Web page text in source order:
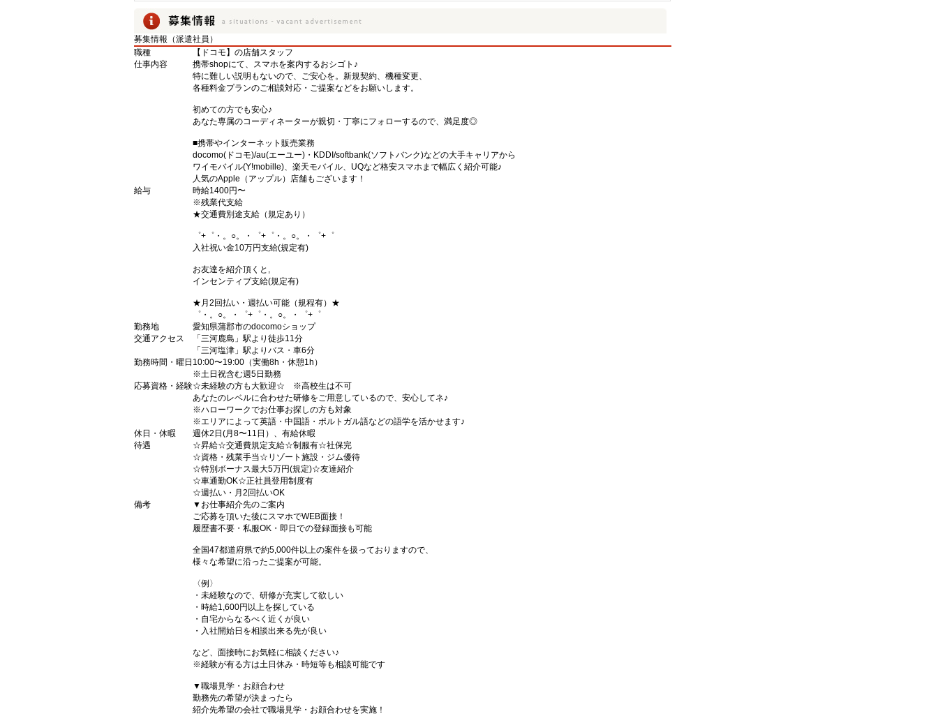
募集情報（派遣社員）
職種
【ドコモ】の店舗スタッフ
仕事内容
携帯shopにて、スマホを案内するおシゴト♪
特に難しい説明もないので、ご安心を。新規契約、機種変更、
各種料金プランのご相談対応・ご提案などをお願いします。
初めての方でも安心♪
あなた専属のコーディネーターが親切・丁寧にフォローするので、満足度◎
■携帯やインターネット販売業務
docomo(ドコモ)/au(エーユー)・KDDI/softbank(ソフトバンク)などの大手キャリアから
ワイモバイル(Y!mobille)、楽天モバイル、UQなど格安スマホまで幅広く紹介可能♪
人気のApple（アップル）店舗もございます！
給与
時給1400円〜
※残業代支給
★交通費別途支給（規定あり）
゜+゜・。○。・゜+゜・。○。・゜+゜
入社祝い金10万円支給(規定有)
お友達を紹介頂くと,
インセンティブ支給(規定有)
★月2回払い・週払い可能（規程有）★
゜・。○。・゜+゜・。○。・゜+゜
勤務地
愛知県蒲郡市のdocomoショップ
交通アクセス
「三河鹿島」駅より徒歩11分
「三河塩津」駅よりバス・車6分
勤務時間・曜日 10:00〜19:00（実働8h・休憩1h）
※土日祝含む週5日勤務
応募資格・経験☆未経験の方も大歓迎☆ ※高校生は不可
あなたのレベルに合わせた研修をご用意しているので、安心してネ♪
※ハローワークでお仕事お探しの方も対象
※エリアによって英語・中国語・ポルトガル語などの語学を活かせます♪
休日・休暇
週休2日(月8〜11日）、有給休暇
待遇
☆昇給☆交通費規定支給☆制服有☆社保完
☆資格・残業手当☆リゾート施設・ジム優待
☆特別ボーナス最大5万円(規定)☆友達紹介
☆車通勤OK☆正社員登用制度有
☆週払い・月2回払いOK
備考
▼お仕事紹介先のご案内
ご応募を頂いた後にスマホでWEB面接！
履歴書不要・私服OK・即日での登録面接も可能
全国47都道府県で約5,000件以上の案件を扱っておりますので、
様々な希望に沿ったご提案が可能。
〈例〉
・未経験なので、研修が充実して欲しい
・時給1,600円以上を探している
・自宅からなるべく近くが良い
・入社開始日を相談出来る先が良い
など、面接時にお気軽に相談ください♪
※経験が有る方は土日休み・時短等も相談可能です
▼職場見学・お顔合わせ
勤務先の希望が決まったら
紹介先希望の会社で職場見学・お顔合わせを実施！